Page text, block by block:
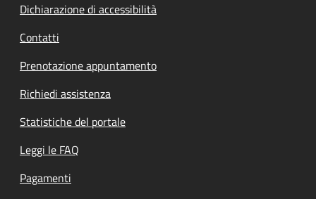
Dichiarazione di accessibilità
Contatti
Prenotazione appuntamento
Richiedi assistenza
Statistiche del portale
Leggi le FAQ
Pagamenti